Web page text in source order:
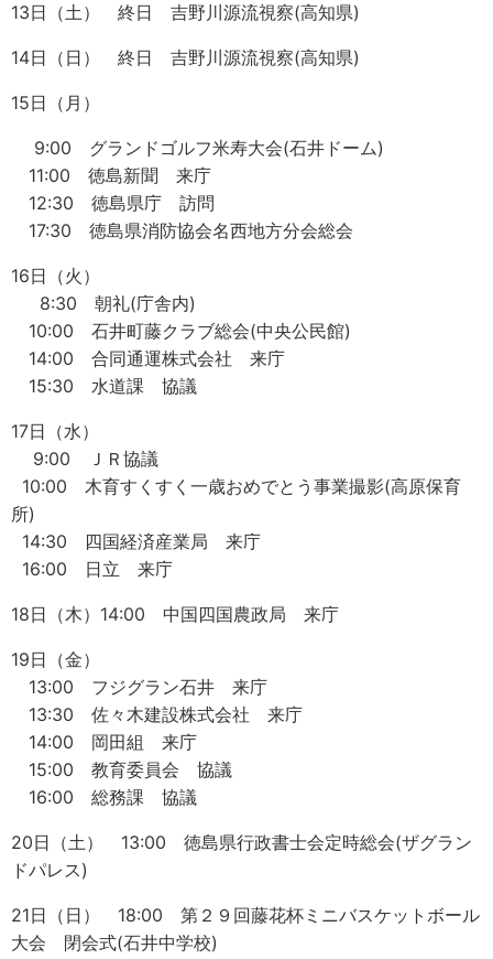
13日（土） 終日 吉野川源流視察(高知県)
14日（日） 終日 吉野川源流視察(高知県)
15日（月）
9:00 グランドゴルフ米寿大会(石井ドーム)
11:00 徳島新聞 来庁
12:30 徳島県庁 訪問
17:30 徳島県消防協会名西地方分会総会
16日（火）
8:30 朝礼(庁舎内)
10:00 石井町藤クラブ総会(中央公民館)
14:00 合同通運株式会社 来庁
15:30 水道課 協議
17日（水）
9:00 ＪＲ協議
10:00 木育すくすく一歳おめでとう事業撮影(高原保育
所)
14:30 四国経済産業局 来庁
16:00 日立 来庁
18日（木）14:00 中国四国農政局 来庁
19日（金）
13:00 フジグラン石井 来庁
13:30 佐々木建設株式会社 来庁
14:00 岡田組 来庁
15:00 教育委員会 協議
16:00 総務課 協議
20日（土） 13:00 徳島県行政書士会定時総会(ザグラン
ドパレス)
21日（日） 18:00 第２９回藤花杯ミニバスケットボール
大会 閉会式(石井中学校)